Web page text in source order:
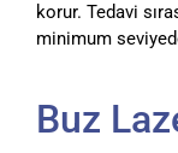
korur. Tedavi
minimum
Buz